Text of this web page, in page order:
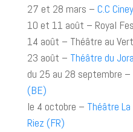
27 et 28 mars – C.C Ciney
10 et 11 août – Royal
14 août – Théâtre au
23 août – Théâtre du
du 25 au 28 septembre –
(BE)
le 4 octobre – Théâtre
Riez (FR)